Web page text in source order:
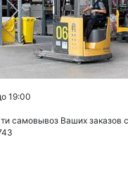
19:00
самовывоз Ваших заказов